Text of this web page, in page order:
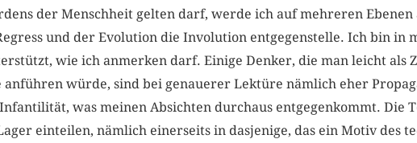
der Menschheit gelten darf, werde ich auf mehreren
und der Evolution die Involution entgegenstelle. Ich bin in
wie ich anmerken darf. Einige Denker, die man leicht als
anführen würde, sind bei genauerer Lektüre nämlich eher
was meinen Absichten durchaus entgegenkommt. Die
einteilen, nämlich einerseits in dasjenige, das ein Motiv des